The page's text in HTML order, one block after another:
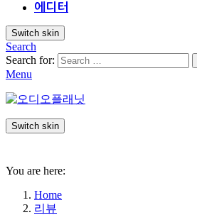
에디터
Switch skin
Search
Search for:
Menu
Switch skin
You are here:
Home
리뷰